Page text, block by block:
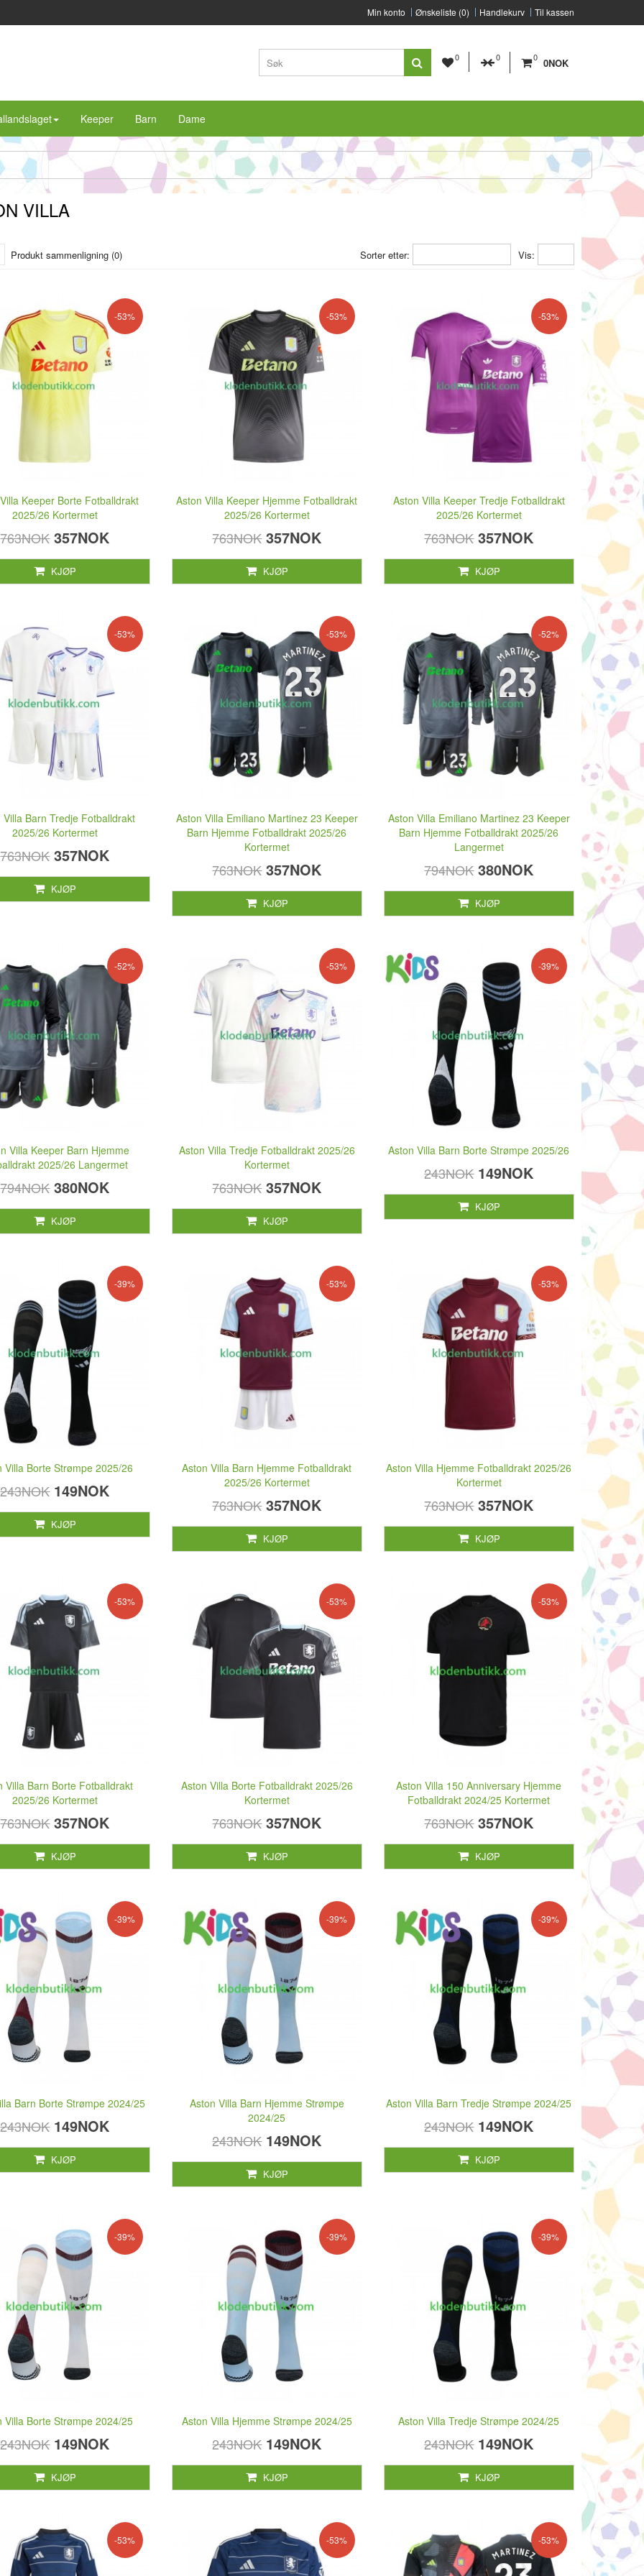
Min konto Ønskeliste (0) Handlekurv Til kassen
0 0 0 0NOK
Keeper Barn Dame
VILLA
Vis:
Sorter etter:
Produkt sammenligning (0)
-53%
Keeper Borte Fotballdrakt
2025/26 Kortermet
763NOK 357NOK
KJØP
-53%
Aston Villa Keeper Hjemme Fotballdrakt
2025/26 Kortermet
763NOK 357NOK
KJØP
-53%
Aston Villa Keeper Tredje Fotballdrakt
2025/26 Kortermet
763NOK 357NOK
KJØP
-53%
Villa Barn Tredje Fotballdrakt
2025/26 Kortermet
763NOK 357NOK
KJØP
-53%
Aston Villa Emiliano Martinez 23 Keeper
Barn Hjemme Fotballdrakt 2025/26
Kortermet
763NOK 357NOK
KJØP
-52%
Aston Villa Emiliano Martinez 23 Keeper
Barn Hjemme Fotballdrakt 2025/26
Langermet
794NOK 380NOK
KJØP
-52%
Villa Keeper Barn Hjemme
2025/26 Langermet
794NOK 380NOK
KJØP
-53%
Aston Villa Tredje Fotballdrakt 2025/26
Kortermet
763NOK 357NOK
KJØP
-39%
Aston Villa Barn Borte Strømpe 2025/26
243NOK 149NOK
KJØP
-39%
Villa Borte Strømpe 2025/26
243NOK 149NOK
KJØP
-53%
Aston Villa Barn Hjemme Fotballdrakt
2025/26 Kortermet
763NOK 357NOK
KJØP
-53%
Aston Villa Hjemme Fotballdrakt 2025/26
Kortermet
763NOK 357NOK
KJØP
-53%
Villa Barn Borte Fotballdrakt
2025/26 Kortermet
763NOK 357NOK
KJØP
-53%
Aston Villa Borte Fotballdrakt 2025/26
Kortermet
763NOK 357NOK
KJØP
-53%
Aston Villa 150 Anniversary Hjemme
Fotballdrakt 2024/25 Kortermet
763NOK 357NOK
KJØP
-39%
Barn Borte Strømpe 2024/25
243NOK 149NOK
KJØP
-39%
Aston Villa Barn Hjemme Strømpe
2024/25
243NOK 149NOK
KJØP
-39%
Aston Villa Barn Tredje Strømpe 2024/25
243NOK 149NOK
KJØP
-39%
Villa Borte Strømpe 2024/25
243NOK 149NOK
KJØP
-39%
Aston Villa Hjemme Strømpe 2024/25
243NOK 149NOK
KJØP
-39%
Aston Villa Tredje Strømpe 2024/25
243NOK 149NOK
KJØP
-53% -53% -53%